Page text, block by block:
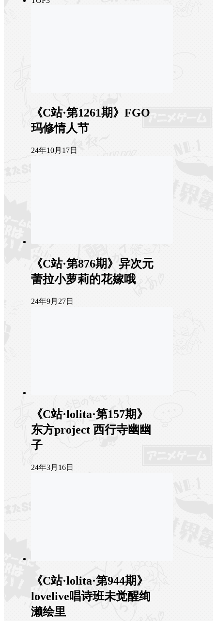
《C站·第1261期》FGO
玛修情人节
24年10月17日
《C站·第876期》异次元
蕾拉小萝莉的花嫁哦
24年9月27日
《C站·lolita·第157期》
东方project 西行寺幽幽
子
24年3月16日
《C站·lolita·第944期》
lovelive唱诗班未觉醒绚
濑绘里